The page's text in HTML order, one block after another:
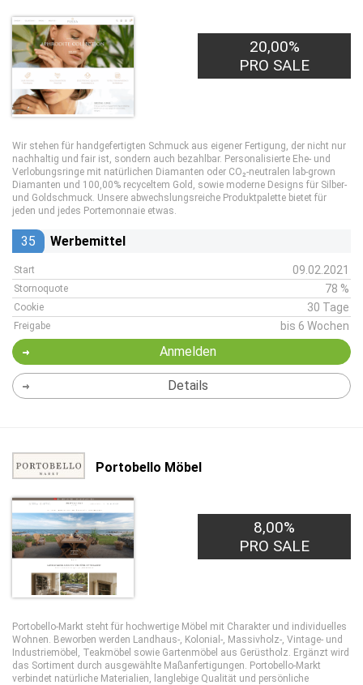
20,00%
PRO SALE
Wir stehen für handgefertigten Schmuck aus eigener Fertigung, der nicht nur
nachhaltig und fair ist, sondern auch bezahlbar. Personalisierte Ehe- und
Verlobungsringe mit natürlichen Diamanten oder CO₂-neutralen lab-grown
Diamanten und 100,00% recyceltem Gold, sowie moderne Designs für Silber-
und Goldschmuck. Unsere abwechslungsreiche Produktpalette bietet für
jeden und jedes Portemonnaie etwas.
35 Werbemittel
Start 09.02.2021
Stornoquote 78 %
Cookie 30 Tage
Freigabe bis 6 Wochen
Anmelden
Details
Portobello Möbel
8,00%
PRO SALE
Portobello-Markt steht für hochwertige Möbel mit Charakter und individuelles
Wohnen. Beworben werden Landhaus-, Kolonial-, Massivholz-, Vintage- und
Industriemöbel, Teakmöbel sowie Gartenmöbel aus Gerüstholz. Ergänzt wird
das Sortiment durch ausgewählte Maßanfertigungen. Portobello-Markt
verbindet natürliche Materialien, langlebige Qualität und persönliche